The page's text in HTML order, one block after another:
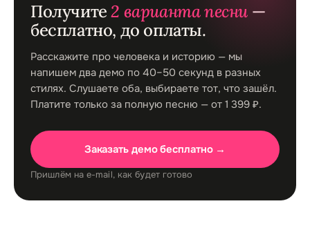
Получите2 варианта песни —
бесплатно, до оплаты.
Расскажите про человека и историю — мы
напишем два демо по 40–50 секунд в разных
стилях. Слушаете оба, выбираете тот, что зашёл.
Платите только за полную песню — от 1 399 ₽.
Заказать демо бесплатно →
Пришлём на e-mail, как будет готово